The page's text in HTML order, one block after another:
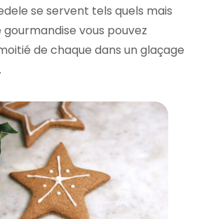
se servent tels quels mais
gourmandise vous pouvez
de chaque dans un glaçage